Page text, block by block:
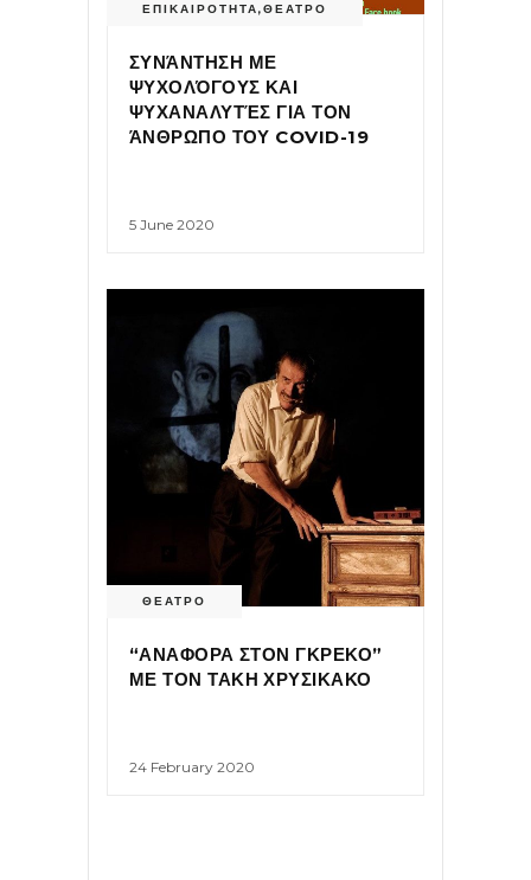
ΕΠΙΚΑΙΡΟΤΗΤΑ,ΘΕΑΤΡΟ
ΣΥΝΆΝΤΗΣΗ ΜΕ
ΨΥΧΟΛΌΓΟΥΣ ΚΑΙ
ΨΥΧΑΝΑΛΥΤΈΣ ΓΙΑ ΤΟΝ
ΆΝΘΡΩΠΟ ΤΟΥ COVID-19
5 June 2020
ΘΕΑΤΡΟ
“ΑΝΑΦΟΡΑ ΣΤΟΝ ΓΚΡΕΚΟ”
ΜΕ ΤΟΝ ΤΑΚΗ ΧΡΥΣΙΚΑΚΟ
24 February 2020